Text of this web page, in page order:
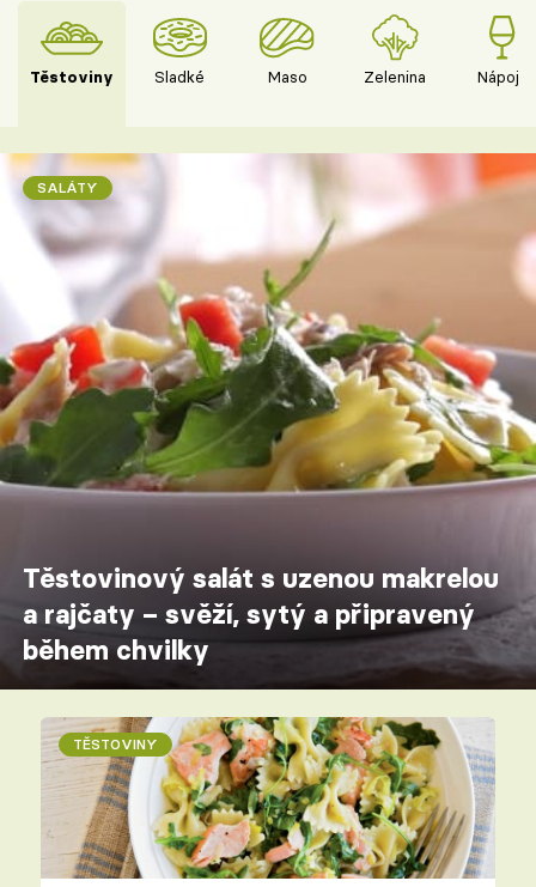
Těstoviny Sladké Maso Zelenina Nápoje
SALÁTY
Těstovinový salát s uzenou makrelou
a rajčaty – svěží, sytý a připravený
během chvilky
TĚSTOVINY